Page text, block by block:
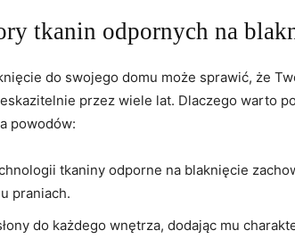
tkanin odpornych⁤ na
do swojego domu może ​sprawić, że
przez wiele ⁣lat. Dlaczego warto
powodów:
tkaniny odporne na blaknięcie
praniach.
do każdego wnętrza, dodając⁢ mu